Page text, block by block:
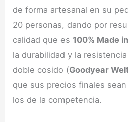
de forma artesanal en su
20 personas, dando por
calidad que es 100% Made
la durabilidad y la
doble cosido (Goodyear
que sus precios finales
los de la competencia.